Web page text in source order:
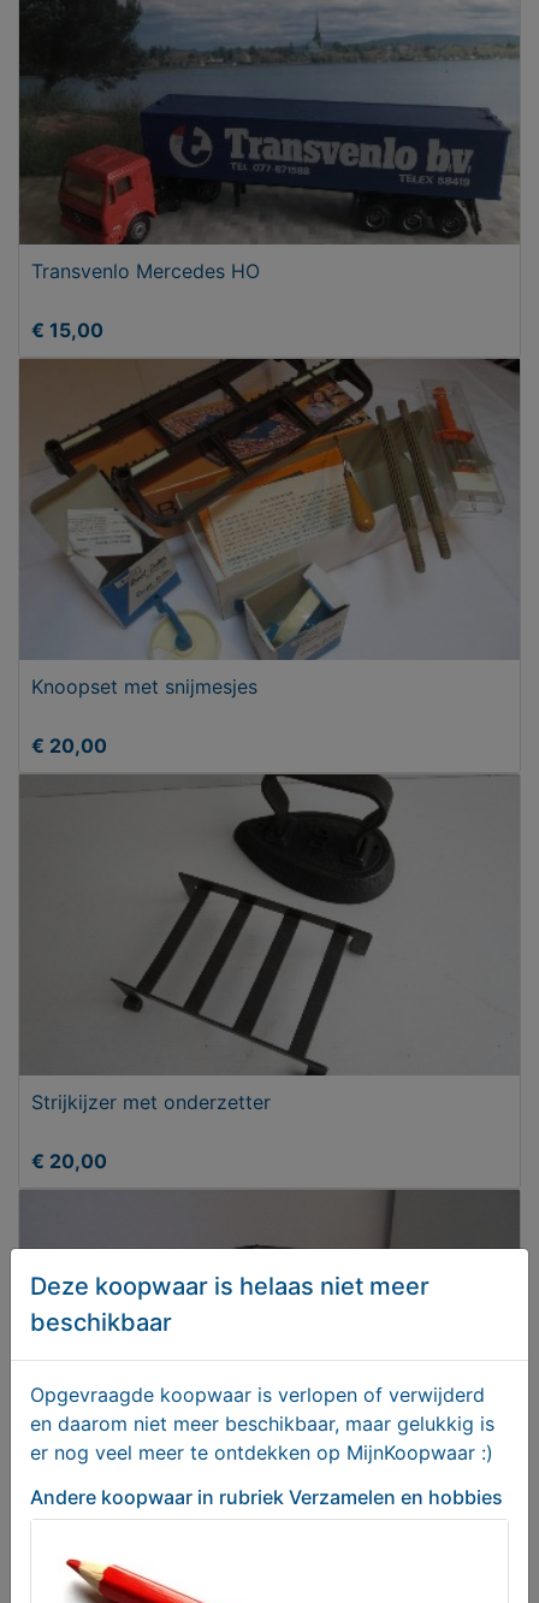
Transvenlo Mercedes HO
€ 15,00
Knoopset met snijmesjes
€ 20,00
Strijkijzer met onderzetter
€ 20,00
Boek (oorlogen)
€ 30,00
Deze koopwaar is helaas niet meer
beschikbaar
Opgevraagde koopwaar is verlopen of verwijderd
en daarom niet meer beschikbaar, maar gelukkig is
er nog veel meer te ontdekken op MijnKoopwaar :)
Andere koopwaar in rubriek Verzamelen en hobbies